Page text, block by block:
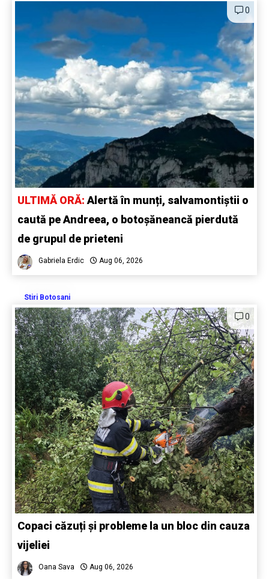
0
ULTIMĂ ORĂ: Alertă în munți, salvamontiștii o
caută pe Andreea, o botoșăneancă pierdută
de grupul de prieteni
Gabriela Erdic Aug 06, 2026
Stiri Botosani
0
Copaci căzuți și probleme la un bloc din cauza
vijeliei
Oana Sava Aug 06, 2026